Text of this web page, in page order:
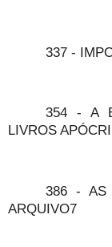
337 -
354 - A
LIVROS
386 - AS
ARQUIVO7